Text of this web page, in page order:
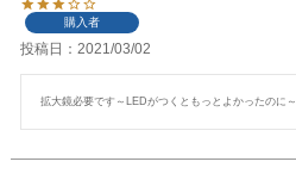
購入者
投稿日 2021/03/02
拡大鏡必要です～LEDがつくともっとよかったのに～